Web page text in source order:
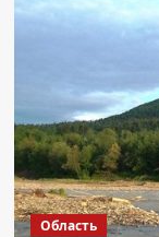
Область